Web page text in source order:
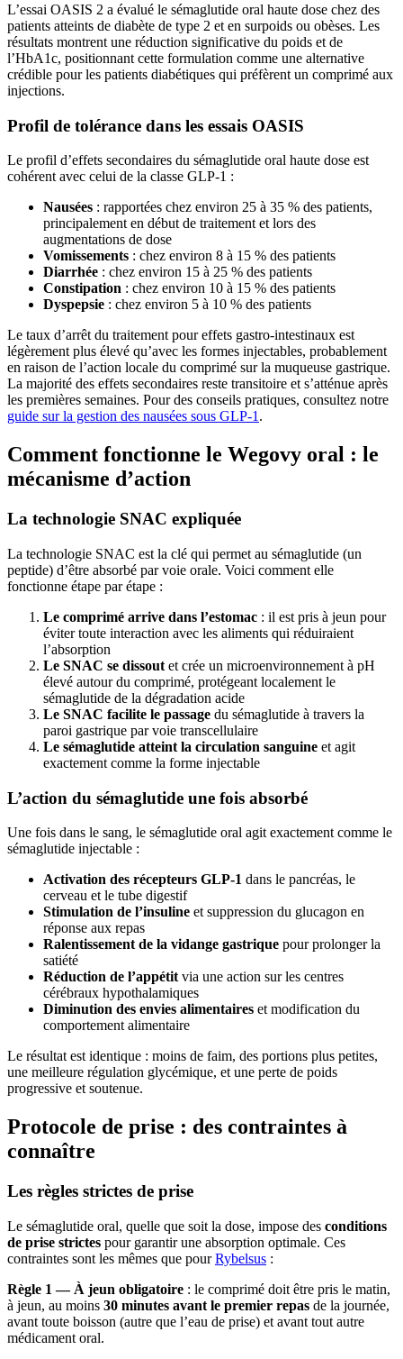
L’essai OASIS 2 a évalué le sémaglutide oral haute dose chez des
patients atteints de diabète de type 2 et en surpoids ou obèses. Les
résultats montrent une réduction significative du poids et de
l’HbA1c, positionnant cette formulation comme une alternative
crédible pour les patients diabétiques qui préfèrent un comprimé aux
injections.
Profil de tolérance dans les essais OASIS
Le profil d’effets secondaires du sémaglutide oral haute dose est
cohérent avec celui de la classe GLP-1 :
Nausées : rapportées chez environ 25 à 35 % des patients,
principalement en début de traitement et lors des
augmentations de dose
Vomissements : chez environ 8 à 15 % des patients
Diarrhée : chez environ 15 à 25 % des patients
Constipation : chez environ 10 à 15 % des patients
Dyspepsie : chez environ 5 à 10 % des patients
Le taux d’arrêt du traitement pour effets gastro-intestinaux est
légèrement plus élevé qu’avec les formes injectables, probablement
en raison de l’action locale du comprimé sur la muqueuse gastrique.
La majorité des effets secondaires reste transitoire et s’atténue après
les premières semaines. Pour des conseils pratiques, consultez notre
guide sur la gestion des nausées sous GLP-1 .
Comment fonctionne le Wegovy oral : le
mécanisme d’action
La technologie SNAC expliquée
La technologie SNAC est la clé qui permet au sémaglutide (un
peptide) d’être absorbé par voie orale. Voici comment elle
fonctionne étape par étape :
Le comprimé arrive dans l’estomac : il est pris à jeun pour
éviter toute interaction avec les aliments qui réduiraient
l’absorption
Le SNAC se dissout et crée un microenvironnement à pH
élevé autour du comprimé, protégeant localement le
sémaglutide de la dégradation acide
Le SNAC facilite le passage du sémaglutide à travers la
paroi gastrique par voie transcellulaire
Le sémaglutide atteint la circulation sanguine et agit
exactement comme la forme injectable
L’action du sémaglutide une fois absorbé
Une fois dans le sang, le sémaglutide oral agit exactement comme le
sémaglutide injectable :
Activation des récepteurs GLP-1 dans le pancréas, le
cerveau et le tube digestif
Stimulation de l’insuline et suppression du glucagon en
réponse aux repas
Ralentissement de la vidange gastrique pour prolonger la
satiété
Réduction de l’appétit via une action sur les centres
cérébraux hypothalamiques
Diminution des envies alimentaires et modification du
comportement alimentaire
Le résultat est identique : moins de faim, des portions plus petites,
une meilleure régulation glycémique, et une perte de poids
progressive et soutenue.
Protocole de prise : des contraintes à
connaître
Les règles strictes de prise
Le sémaglutide oral, quelle que soit la dose, impose des conditions
de prise strictes pour garantir une absorption optimale. Ces
contraintes sont les mêmes que pourRybelsus :
Règle 1 — À jeun obligatoire : le comprimé doit être pris le matin,
à jeun, au moins 30 minutes avant le premier repas de la journée,
avant toute boisson (autre que l’eau de prise) et avant tout autre
médicament oral.